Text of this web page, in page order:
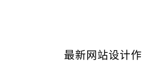
最新网站设计